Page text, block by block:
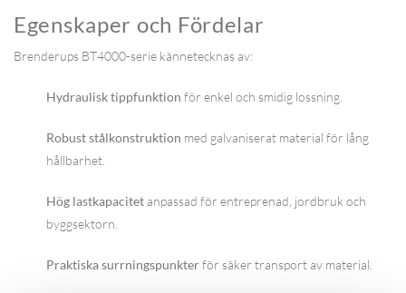
Egenskaper och Fördelar
Brenderups BT4000-serie kännetecknas av:
Hydraulisk tippfunktion för enkel och smidig lossning.
Robust stålkonstruktion med galvaniserat material för lång
hållbarhet.
Hög lastkapacitetanpassad för entreprenad, jordbruk och
byggsektorn.
Praktiska surrningspunkterför säker transport av material.